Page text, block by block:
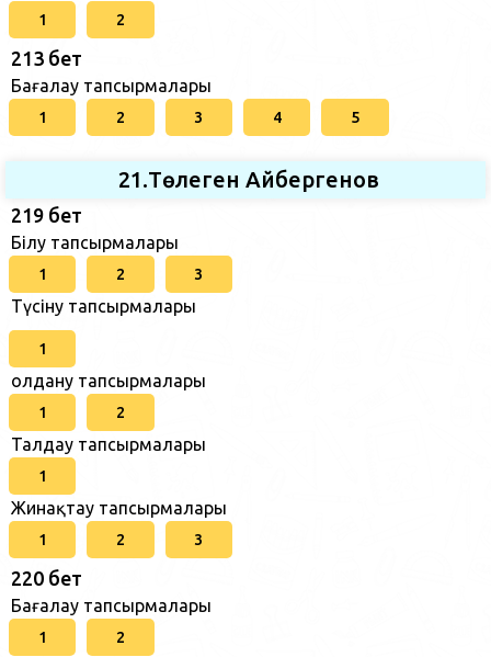
1 2
213 бет
Бағалау тапсырмалары
1 2 3 4 5
21.Төлеген Айбергенов
219 бет
Білу тапсырмалары
1 2 3
Түсіну тапсырмалары
1
Қолдану тапсырмалары
1 2
Талдау тапсырмалары
1
Жинақтау тапсырмалары
1 2 3
220 бет
Бағалау тапсырмалары
1 2